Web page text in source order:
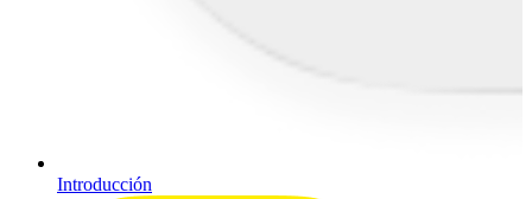
Introducción